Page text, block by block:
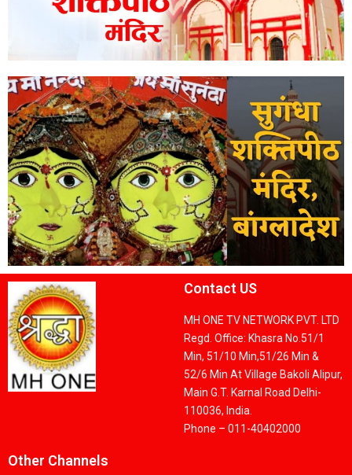
Contact US
MH ONE TV NETWORK PVT. LTD
Regd. Office: Khasra No.51/1
Min, 51/10 Min,51/26 Min &
52/6 Min At Village Bakoli Alipur,
Main G.T. Karnal Road Delhi-
110036, India.
Phone – 011-40402000
Other Channels